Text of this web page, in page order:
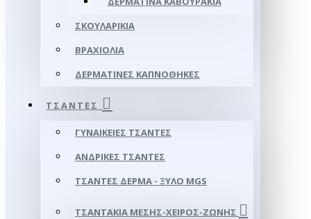
ΣΚΟΥΛΑΡΊΚΙΑ
ΒΡΑΧΙΌΛΙΑ
ΔΕΡΜΆΤΙΝΕΣ ΚΑΠΝΟΘΉΚΕΣ
ΤΣΆΝΤΕΣ
ΓΥΝΑΙΚΕΊΕΣ ΤΣΆΝΤΕΣ
ΑΝΔΡΙΚΈΣ ΤΣΆΝΤΕΣ
ΤΣΆΝΤΕΣ ΔΈΡΜΑ - ΞΎΛΟ MGS
ΤΣΑΝΤΆΚΙΑ ΜΈΣΗΣ-ΧΕΙΡΌΣ-ΖΏΝΗΣ